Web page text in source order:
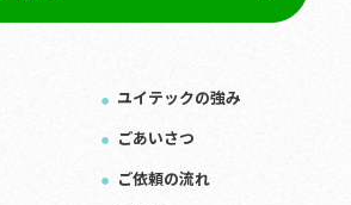
ユイテックの強み
ごあいさつ
ご依頼の流れ